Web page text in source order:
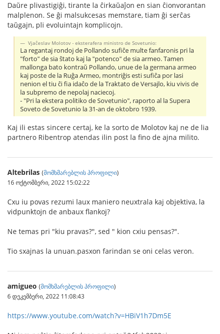
Daŭre plivastigiĝi, tirante la ĉirkaŭaĵon en sian ĉionvorantan
malplenon. Se ĝi malsukcesas memstare, tiam ĝi serĉas
taŭgajn, pli evoluintajn komplicojn.
Vjaĉeslav Molotov - eksterafera ministro de Sovetunio:
La regantaj rondoj de Pollando sufiĉe multe fanfaronis pri la
"forto" de sia ŝtato kaj la "potenco" de sia armeo. Tamen
mallonga bato kontraŭ Pollando, unue de la germana armeo
kaj poste de la Ruĝa Armeo, montriĝis esti sufiĉa por lasi
nenion el tiu ĉi fia idaĉo de la Traktato de Versajlo, kiu vivis de
la subpremo de nepolaj naciecoj.
- "Pri la ekstera politiko de Sovetunio", raporto al la Supera
Soveto de Sovetunio la 31-an de oktobro 1939.
Kaj ili estas sincere certaj, ke la sorto de Molotov kaj ne de lia
partnero Ribentrop atendas ilin post la fino de ajna milito.
Altebrilas (მომხმარებლის პროფილი)
16 ოქტომბერი, 2022 15:02:22
Cxu iu povas rezumi laux maniero neuxtrala kaj objektiva, la
vidpunktojn de anbaux flankoj?
Ne temas pri "kiu pravas?", sed " kion cxiu pensas?".
Tio sxajnas la unuan.pasxon farindan se oni celas veron.
amigueo (მომხმარებლის პროფილი)
6 დეკემბერი, 2022 11:08:43
https://www.youtube.com/watch?v=HBiV1h7Dm5E